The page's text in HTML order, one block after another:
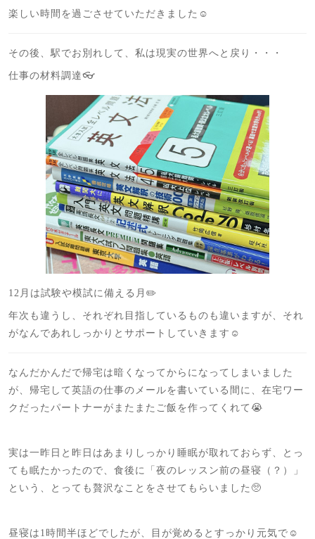
楽しい時間を過ごさせていただきました☺️
その後、駅でお別れして、私は現実の世界へと戻り・・・
仕事の材料調達👓
12月は試験や模試に備える月✏️
年次も違うし、それぞれ目指しているものも違いますが、それ
がなんであれしっかりとサポートしていきます☺️
なんだかんだで帰宅は暗くなってからになってしまいました
が、帰宅して英語の仕事のメールを書いている間に、在宅ワー
クだったパートナーがまたまたご飯を作ってくれて😭
実は一昨日と昨日はあまりしっかり睡眠が取れておらず、とっ
ても眠たかったので、食後に「夜のレッスン前の昼寝（？）」
という、とっても贅沢なことをさせてもらいました🥺
昼寝は1時間半ほどでしたが、目が覚めるとすっかり元気で☺️